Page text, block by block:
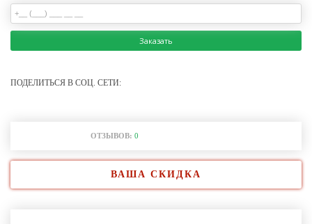
Заказать
ПОДЕЛИТЬСЯ В СОЦ. СЕТИ:
ОТЗЫВОВ: 0
ВАША СКИДКА